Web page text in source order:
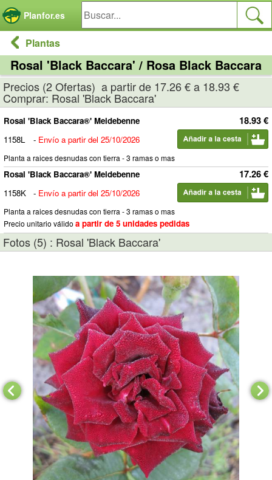
Planfor.es
Plantas
Rosal 'Black Baccara' / Rosa Black Baccara
Precios (2 Ofertas) a partir de 17.26 € a 18.93 €
Comprar: Rosal 'Black Baccara'
18.93 €
Rosal 'Black Baccara®' Meidebenne
1158L
- Envío a partir del 25/10/2026
Planta a raices desnudas con tierra - 3 ramas o mas
17.26 €
Rosal 'Black Baccara®' Meidebenne
1158K
- Envío a partir del 25/10/2026
Planta a raices desnudas con tierra - 3 ramas o mas
Precio unitario válido a partir de 5 unidades pedidas
Fotos (5) : Rosal 'Black Baccara'
Panel de gestión de cookies